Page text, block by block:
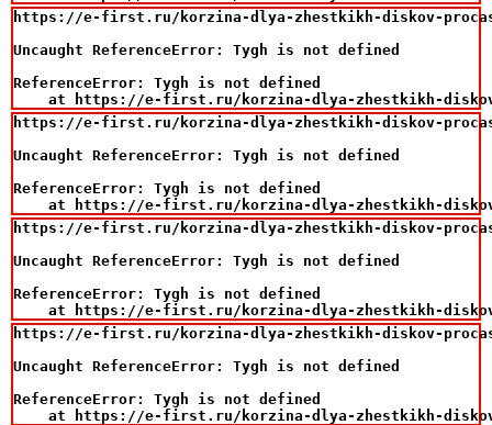
https://e-first.ru/korzina-dlya-zhestkikh-diskov-procase-
Uncaught ReferenceError: Tygh is not defined
ReferenceError: Tygh is not defined
at https://e-first.ru/korzina-dlya-zhestkikh-
https://e-first.ru/korzina-dlya-zhestkikh-diskov-procase-
Uncaught ReferenceError: Tygh is not defined
ReferenceError: Tygh is not defined
at https://e-first.ru/korzina-dlya-zhestkikh-
https://e-first.ru/korzina-dlya-zhestkikh-diskov-procase-
Uncaught ReferenceError: Tygh is not defined
ReferenceError: Tygh is not defined
at https://e-first.ru/korzina-dlya-zhestkikh-
https://e-first.ru/korzina-dlya-zhestkikh-diskov-procase-
Uncaught ReferenceError: Tygh is not defined
ReferenceError: Tygh is not defined
at https://e-first.ru/korzina-dlya-zhestkikh-